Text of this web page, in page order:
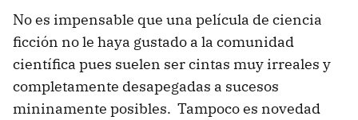
No es impensable que una película de ciencia
ficción no le haya gustado a la comunidad
científica pues suelen ser cintas muy irreales y
completamente desapegadas a sucesos
mininamente posibles. Tampoco es novedad